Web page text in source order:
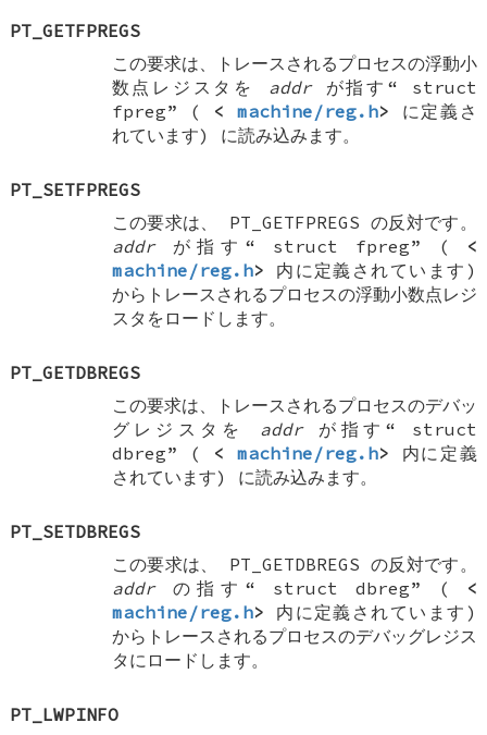
PT_GETFPREGS
この要求は、トレースされるプロセスの浮動小
数点レジスタを addrが指す“ struct
fpreg” ( < machine/reg.h> に定義さ
れています) に読み込みます。
PT_SETFPREGS
この要求は、 PT_GETFPREGS の反対です。
addrが指す“ struct fpreg” (
<
machine/reg.h> 内に定義されています)
からトレースされるプロセスの浮動小数点レジ
スタをロードします。
PT_GETDBREGS
この要求は、トレースされるプロセスのデバッ
グレジスタを addrが指す“ struct
dbreg” ( < machine/reg.h> 内に定義
されています) に読み込みます。
PT_SETDBREGS
この要求は、 PT_GETDBREGS の反対です。
addrの指す“ struct dbreg” (
<
machine/reg.h> 内に定義されています)
からトレースされるプロセスのデバッグレジス
タにロードします。
PT_LWPINFO